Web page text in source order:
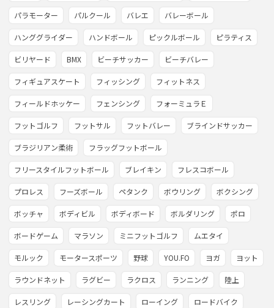
パラモーター パルクール バレエ バレーボール
ハンググライダー ハンドボール ピックルボール ピラティス
ビリヤード BMX ビーチサッカー ビーチバレー
フィギュアスケート フィッシング フィットネス
フィールドホッケー フェンシング フォーミュラＥ
フットゴルフ フットサル フットバレー ブラインドサッカー
ブラジリアン柔術 フラッグフットボール
フリースタイルフットボール ブレイキン フレスコボール
プロレス フーズボール ペタンク ボウリング ボクシング
ボッチャ ボディビル ボディボード ボルダリング ポロ
ボードゲーム マラソン ミニフットゴルフ ムエタイ
モルック モータースポーツ 野球 YOU.FO ヨガ ヨット
ラウンドネット ラグビー ラクロス ランニング 陸上
レスリング レーシングカート ローイング ロードバイク